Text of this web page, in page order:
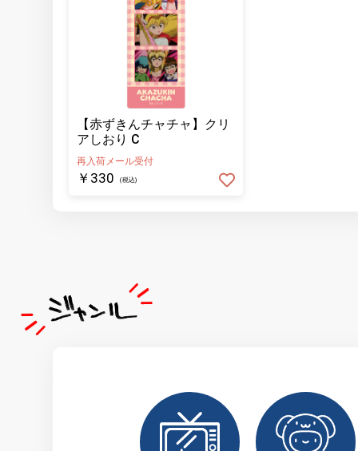
【赤ずきんチャチャ】クリ
アしおり C
再入荷メール受付
￥330 (税込)